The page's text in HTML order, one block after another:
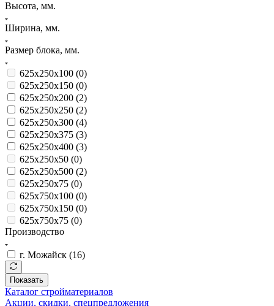
Высота, мм.
Ширина, мм.
Размер блока, мм.
625х250х100 (0)
625х250х150 (0)
625х250х200 (2)
625х250х250 (2)
625х250х300 (4)
625х250х375 (3)
625х250х400 (3)
625х250х50 (0)
625х250х500 (2)
625х250х75 (0)
625х750х100 (0)
625х750х150 (0)
625х750х75 (0)
Производство
г. Можайск (16)
Показать
Каталог стройматериалов
Акции, скидки, спецпредложения